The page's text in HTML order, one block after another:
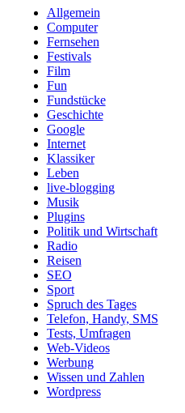
Allgemein
Computer
Fernsehen
Festivals
Film
Fun
Fundstücke
Geschichte
Google
Internet
Klassiker
Leben
live-blogging
Musik
Plugins
Politik und Wirtschaft
Radio
Reisen
SEO
Sport
Spruch des Tages
Telefon, Handy, SMS
Tests, Umfragen
Web-Videos
Werbung
Wissen und Zahlen
Wordpress